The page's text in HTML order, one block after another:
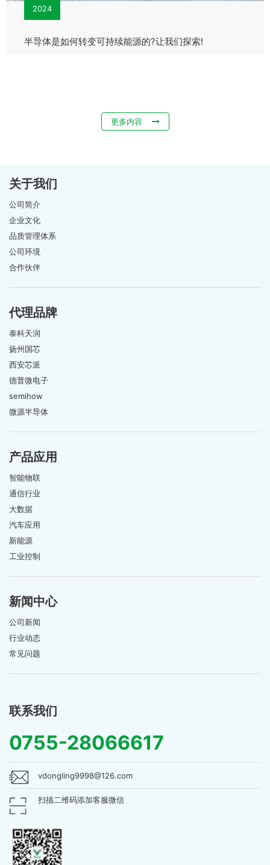
2024
半导体是如何转变可持续能源的?让我们探索!
更多内容
关于我们
公司简介
企业文化
品质管理体系
公司环境
合作伙伴
代理品牌
泰科天润
扬州国芯
西安芯派
德普微电子
semihow
微源半导体
产品应用
智能物联
通信行业
大数据
汽车应用
新能源
工业控制
新闻中心
公司新闻
行业动态
常见问题
联系我们
0755-28066617
vdongling9998@126.com
扫描二维码添加客服微信